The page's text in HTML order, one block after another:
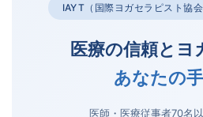
IAYT（国際ヨガセラピスト協
医療の信頼とヨ
あなたの手
医師・医療従事者70名